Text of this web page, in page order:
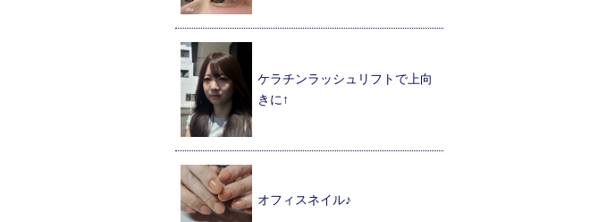
ケラチンラッシュリフトで上向
きに↑
オフィスネイル♪